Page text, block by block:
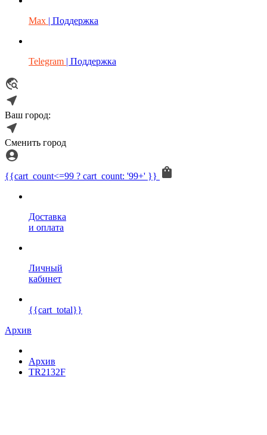
Max | Поддержка
Telegram | Поддержка
Ваш город:
Сменить город
{{cart_count<=99 ? cart_count: '99+' }}
Доставка
и оплата
Личный
кабинет
{{cart_total}}
Архив
Архив
TR2132F